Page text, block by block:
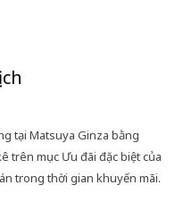
tại Matsuya Ginza bằng
trên mục Ưu đãi đặc biệt của
trong thời gian khuyến mãi.